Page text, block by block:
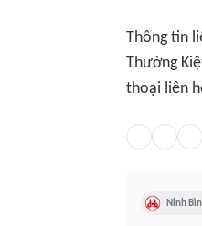
Thông tin
Thường
thoại liên
Ninh